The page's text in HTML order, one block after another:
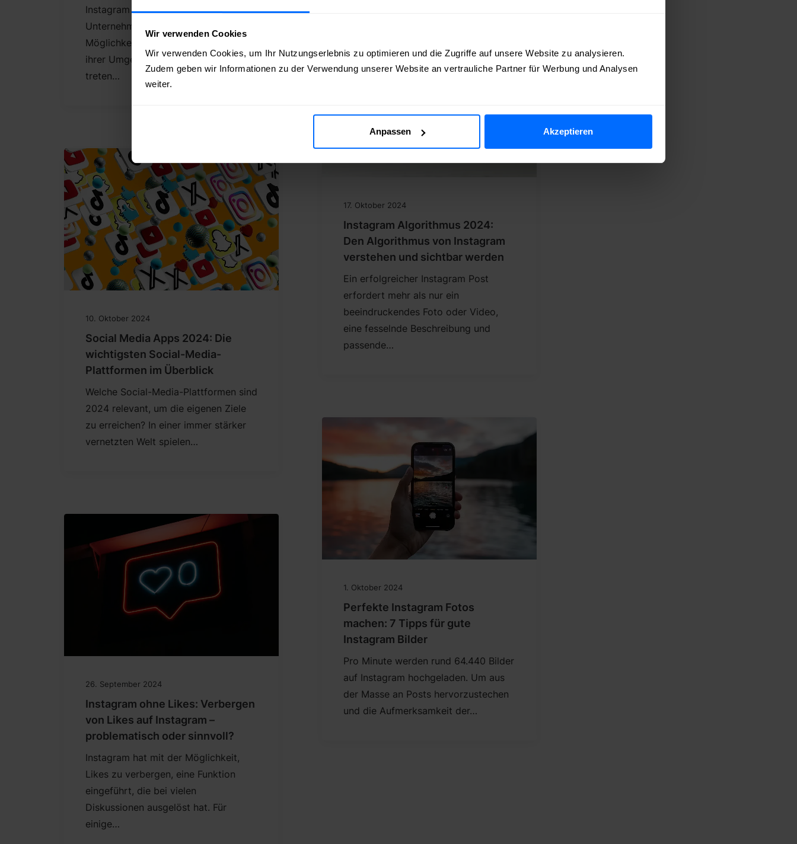
Wir verwenden Cookies
Wir verwenden Cookies, um Ihr Nutzungserlebnis zu optimieren und die Zugriffe auf unsere Website zu analysieren.
Zudem geben wir Informationen zu der Verwendung unserer Website an vertrauliche Partner für Werbung und Analysen
weiter.
Anpassen Akzeptieren
Instagram bietet für lokale
Unternehmen eine hervorragende
Möglichkeit, mit der Zielgruppe in
ihrer Umgebung direkt in Kontakt zu
treten…
17. Oktober 2024
Instagram Algorithmus 2024:
Den Algorithmus von Instagram
verstehen und sichtbar werden
Ein erfolgreicher Instagram Post
erfordert mehr als nur ein
beeindruckendes Foto oder Video,
eine fesselnde Beschreibung und
passende…
10. Oktober 2024
Social Media Apps 2024: Die
wichtigsten Social-Media-
Plattformen im Überblick
Welche Social-Media-Plattformen sind
2024 relevant, um die eigenen Ziele
zu erreichen? In einer immer stärker
vernetzten Welt spielen…
1. Oktober 2024
Perfekte Instagram Fotos
machen: 7 Tipps für gute
Instagram Bilder
Pro Minute werden rund 64.440 Bilder
auf Instagram hochgeladen. Um aus
der Masse an Posts hervorzustechen
und die Aufmerksamkeit der…
26. September 2024
Instagram ohne Likes: Verbergen
von Likes auf Instagram –
problematisch oder sinnvoll?
Instagram hat mit der Möglichkeit,
Likes zu verbergen, eine Funktion
eingeführt, die bei vielen
Diskussionen ausgelöst hat. Für
einige…